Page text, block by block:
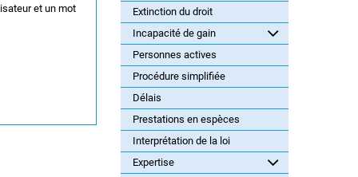
et un mot
Extinction du droit
Incapacité de gain
Personnes actives
Procédure simplifiée
Délais
Prestations en espèces
Interprétation de la loi
Expertise